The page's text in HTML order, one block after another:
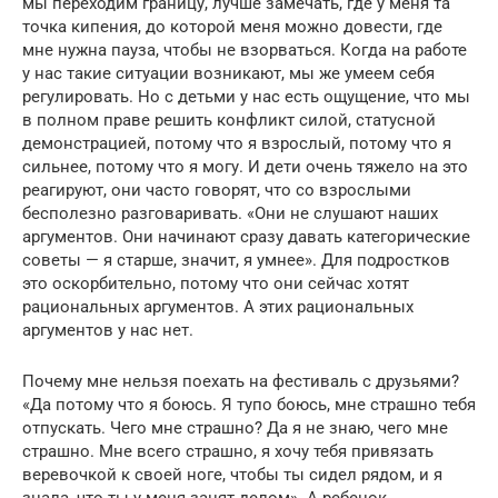
точка кипения, до которой меня можно довести, где
мне нужна пауза, чтобы не взорваться. Когда на работе
у нас такие ситуации возникают, мы же умеем себя
регулировать. Но с детьми у нас есть ощущение, что мы
в полном праве решить конфликт силой, статусной
демонстрацией, потому что я взрослый, потому что я
сильнее, потому что я могу. И дети очень тяжело на это
реагируют, они часто говорят, что со взрослыми
бесполезно разговаривать. «Они не слушают наших
аргументов. Они начинают сразу давать категорические
советы — я старше, значит, я умнее». Для подростков
это оскорбительно, потому что они сейчас хотят
рациональных аргументов. А этих рациональных
аргументов у нас нет.
Почему мне нельзя поехать на фестиваль с друзьями?
«Да потому что я боюсь. Я тупо боюсь, мне страшно тебя
отпускать. Чего мне страшно? Да я не знаю, чего мне
страшно. Мне всего страшно, я хочу тебя привязать
веревочкой к своей ноге, чтобы ты сидел рядом, и я